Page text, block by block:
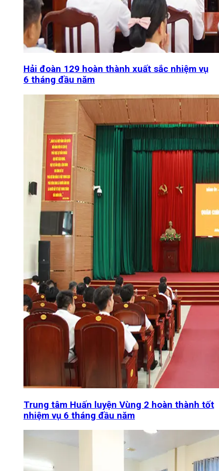
Hải đoàn 129 hoàn thành xuất sắc nhiệm vụ
6 tháng đầu năm
Trung tâm Huấn luyện Vùng 2 hoàn thành tốt
nhiệm vụ 6 tháng đầu năm